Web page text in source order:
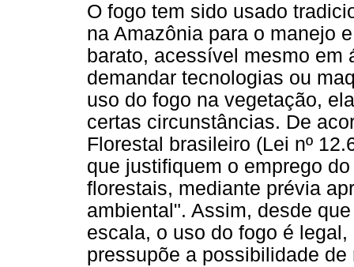
O fogo tem sido usado
na Amazônia para o manejo
barato, acessível mesmo em
demandar tecnologias ou
uso do fogo na vegetação,
certas circunstâncias. De
Florestal brasileiro (Lei nº
que justifiquem o emprego
florestais, mediante prévia
ambiental". Assim, desde
escala, o uso do fogo é
pressupõe a possibilidade